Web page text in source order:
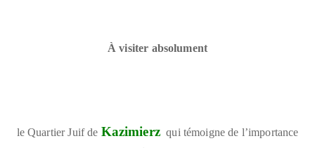
À visiter absolument
le Quartier Juif de Kazimierz qui témoigne de l’importance